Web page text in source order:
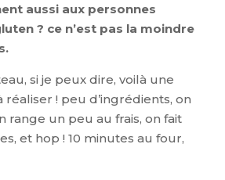
aussi aux personnes
? ce n’est pas la moindre
si je peux dire, voilà une
réaliser ! peu d’ingrédients, on
range un peu au frais, on fait
et hop ! 10 minutes au four,